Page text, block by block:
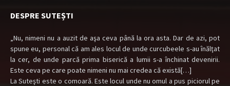
DESPRE SUTEȘTI
„Nu, nimeni nu a auzit de aşa ceva până la ora asta. Dar de azi, pot
spune eu, personal că am ales locul de unde curcubeele s-au înălţat
la cer, de unde parcă prima biserică a lumii s-a închinat devenirii.
Este ceva pe care poate nimeni nu mai credea că există[…]
La Suteşti este o comoară. Este locul unde nu omul a pus piciorul pe